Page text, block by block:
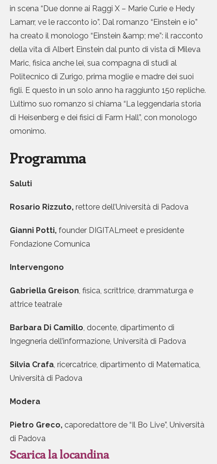
in scena “Due donne ai Raggi X – Marie Curie e Hedy
Lamarr, ve le racconto io”. Dal romanzo “Einstein e io”
ha creato il monologo “Einstein &amp; me”: il racconto
della vita di Albert Einstein dal punto di vista di Mileva
Maric, fisica anche lei, sua compagna di studi al
Politecnico di Zurigo, prima moglie e madre dei suoi
figli. E questo in un solo anno ha raggiunto 150 repliche.
L’ultimo suo romanzo si chiama “La leggendaria storia
di Heisenberg e dei fisici di Farm Hall”, con monologo
omonimo.
Programma
Saluti
Rosario Rizzuto, rettore dell’Università di Padova
Gianni Potti, founder DIGITALmeet e presidente
Fondazione Comunica
Intervengono
Gabriella Greison, fisica, scrittrice, drammaturga e
attrice teatrale
Barbara Di Camillo, docente, dipartimento di
Ingegneria dell’informazione, Università di Padova
Silvia Crafa, ricercatrice, dipartimento di Matematica,
Università di Padova
Modera
Pietro Greco, caporedattore de “Il Bo Live”, Università
di Padova
Scarica la locandina